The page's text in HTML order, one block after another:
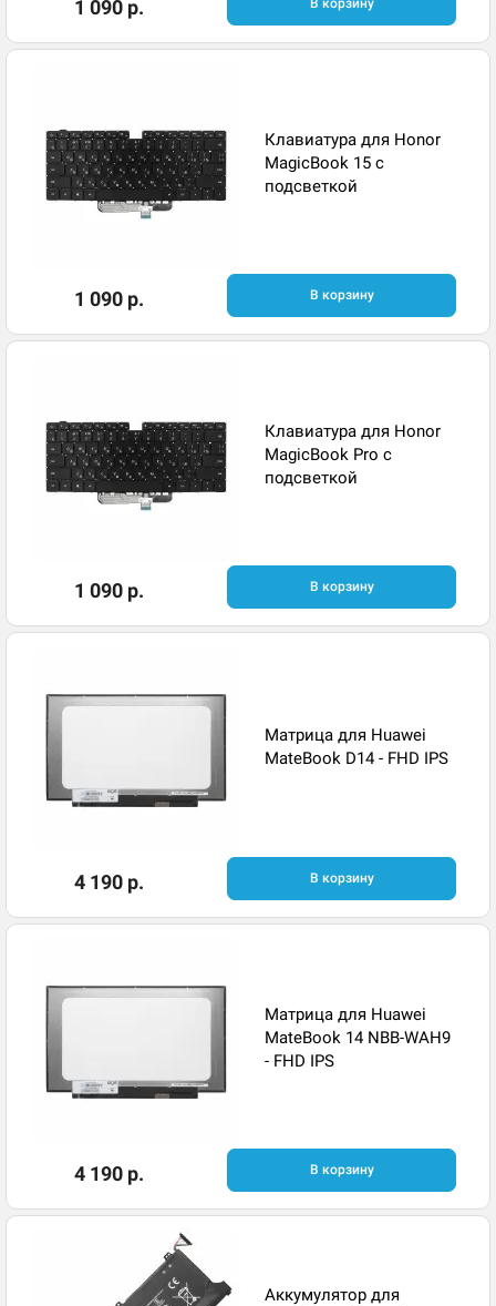
1 090 р. В корзину
Клавиатура для Honor
MagicBook 15 с
подсветкой
1 090 р. В корзину
Клавиатура для Honor
MagicBook Pro с
подсветкой
1 090 р. В корзину
Матрица для Huawei
MateBook D14 - FHD IPS
4 190 р. В корзину
Матрица для Huawei
MateBook 14 NBB-WAH9
- FHD IPS
4 190 р. В корзину
Аккумулятор для